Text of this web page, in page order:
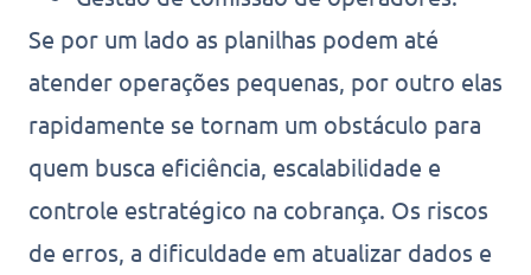
Se por um lado as planilhas podem até
atender operações pequenas, por outro elas
rapidamente se tornam um obstáculo para
quem busca eficiência, escalabilidade e
controle estratégico na cobrança. Os riscos
de erros, a dificuldade em atualizar dados e